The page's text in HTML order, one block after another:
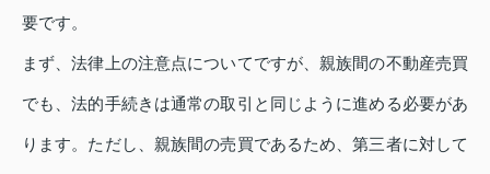
要です。
まず、法律上の注意点についてですが、親族間の不動産売買
でも、法的手続きは通常の取引と同じように進める必要があ
ります。ただし、親族間の売買であるため、第三者に対して